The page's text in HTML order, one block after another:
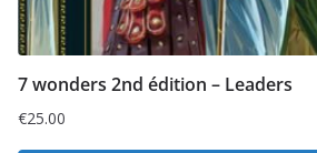
7 wonders 2nd édition – Leaders
€25.00